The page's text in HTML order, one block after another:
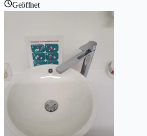
Geöffnet